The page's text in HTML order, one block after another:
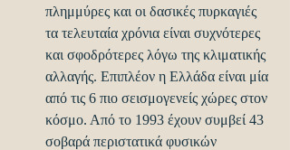
πλημμύρες και οι δασικές πυρκαγιές
τα τελευταία χρόνια είναι συχνότερες
και σφοδρότερες λόγω της κλιματικής
αλλαγής. Επιπλέον η Ελλάδα είναι μία
από τις 6 πιο σεισμογενείς χώρες στον
κόσμο. Από το 1993 έχουν συμβεί 43
σοβαρά περιστατικά φυσικών